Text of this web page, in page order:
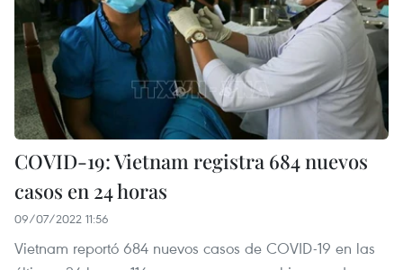
COVID-19: Vietnam registra 684 nuevos
casos en 24 horas
09/07/2022 11:56
Vietnam reportó 684 nuevos casos de COVID-19 en las